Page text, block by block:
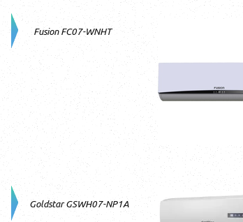
Fusion FC07-WNHT
Goldstar GSWH07-NP1A